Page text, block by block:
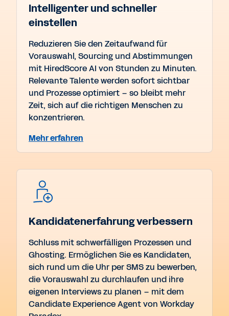
Intelligenter und schneller
einstellen
Reduzieren Sie den Zeitaufwand für
Vorauswahl, Sourcing und Abstimmungen
mit HiredScore AI von Stunden zu Minuten.
Relevante Talente werden sofort sichtbar
und Prozesse optimiert – so bleibt mehr
Zeit, sich auf die richtigen Menschen zu
konzentrieren.
Mehr erfahren
Kandidatenerfahrung verbessern
Schluss mit schwerfälligen Prozessen und
Ghosting. Ermöglichen Sie es Kandidaten,
sich rund um die Uhr per SMS zu bewerben,
die Vorauswahl zu durchlaufen und ihre
eigenen Interviews zu planen – mit dem
Candidate Experience Agent von Workday